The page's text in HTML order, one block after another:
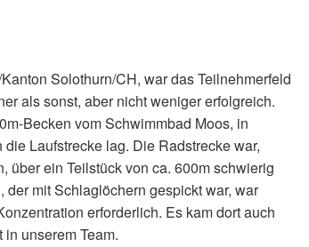
Solothurn/CH, war das Teilnehmerfeld
als sonst, aber nicht weniger erfolgreich.
Becken vom Schwimmbad Moos, in
Laufstrecke lag. Die Radstrecke war,
über ein Teilstück von ca. 600m schwierig
der mit Schlaglöchern gespickt war, war
erforderlich. Es kam dort auch
unserem Team.